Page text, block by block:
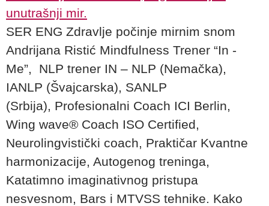
SER ENG Zdravlje počinje mirnim snom
Andrijana Ristić Mindfulness Trener “In -
Me”, NLP trener IN – NLP (Nemačka),
IANLP (Švajcarska), SANLP
(Srbija), Profesionalni Coach ICI Berlin,
Wing wave® Coach ISO Certified,
Neurolingvistički coach, Praktičar Kvantne
harmonizacije, Autogenog treninga,
Katatimno imaginativnog pristupa
nesvesnom, Bars i MTVSS tehnike. Kako